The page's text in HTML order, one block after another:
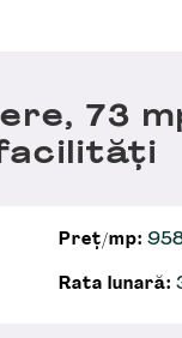
73
Preț/mp:
Rata lunară: